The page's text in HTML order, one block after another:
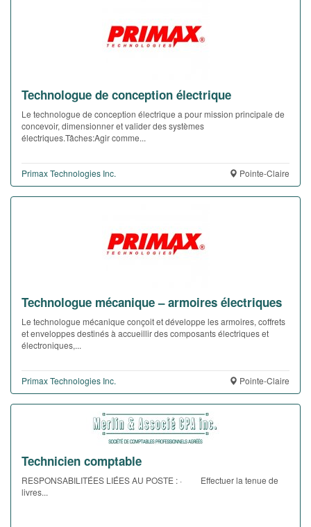
Technologue de conception électrique
Le technologue de conception électrique a pour mission principale de
concevoir, dimensionner et valider des systèmes
électriques.Tâches:Agir comme...
Primax Technologies Inc. Pointe-Claire
Technologue mécanique – armoires électriques
Le technologue mécanique conçoit et développe les armoires, coffrets
et enveloppes destinés à accueillir des composants électriques et
électroniques,...
Primax Technologies Inc. Pointe-Claire
Technicien comptable
RESPONSABILITÉES LIÉES AU POSTE : · Effectuer la tenue de
livres...